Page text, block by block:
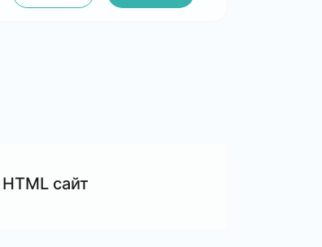
сайт